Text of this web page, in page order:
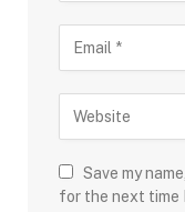
Save my
for the next time